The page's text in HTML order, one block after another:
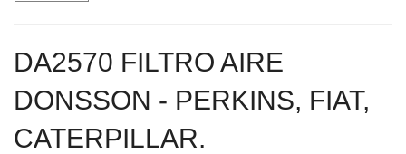
DA2570 FILTRO AIRE
DONSSON - PERKINS, FIAT,
CATERPILLAR.